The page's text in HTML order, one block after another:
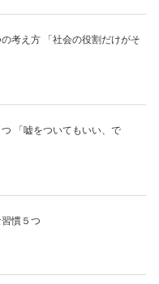
考え方 「社会の役割だけがそ
「嘘をついてもいい、で
慣５つ